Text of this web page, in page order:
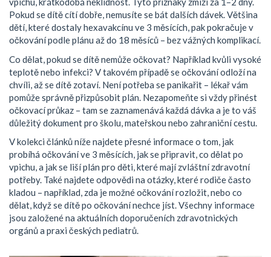
Pokud se dítě cítí dobře, nemusíte se bát dalších dávek. Většina
dětí, které dostaly hexavakcínu ve 3 měsících, pak pokračuje v
očkování podle plánu až do 18 měsíců – bez vážných komplikací.
Co dělat, pokud se dítě nemůže očkovat? Například kvůli vysoké
teplotě nebo infekci? V takovém případě se očkování odloží na
chvíli, až se dítě zotaví. Není potřeba se panikařit – lékař vám
pomůže správně přizpůsobit plán. Nezapomeňte si vždy přinést
očkovací průkaz – tam se zaznamenává každá dávka a je to váš
důležitý dokument pro školu, mateřskou nebo zahraniční cestu.
V kolekci článků níže najdete přesné informace o tom, jak
probíhá očkování ve 3 měsících, jak se připravit, co dělat po
vpichu, a jak se liší plán pro děti, které mají zvláštní zdravotní
potřeby. Také najdete odpovědi na otázky, které rodiče často
kladou – například, zda je možné očkování rozložit, nebo co
dělat, když se dítě po očkování nechce jíst. Všechny informace
jsou založené na aktuálních doporučeních zdravotnických
orgánů a praxi českých pediatrů.